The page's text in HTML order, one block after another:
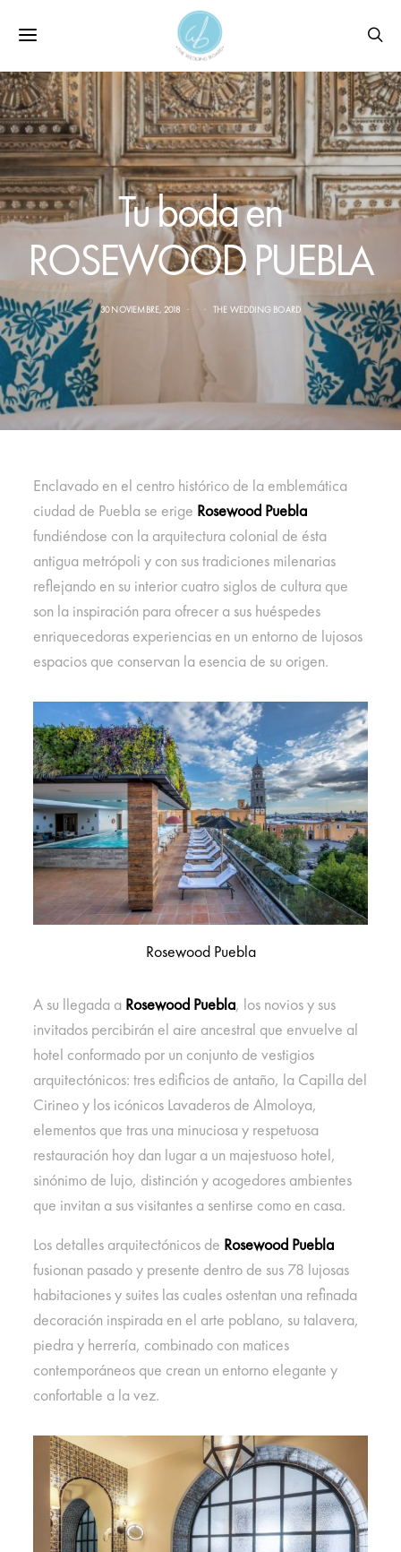
Tu boda en
ROSEWOOD PUEBLA
30 NOVIEMBRE, 2018 THE WEDDING BOARD
Enclavado en el centro histórico de la emblemática
ciudad de Puebla se erige Rosewood Puebla
fundiéndose con la arquitectura colonial de ésta
antigua metrópoli y con sus tradiciones milenarias
reflejando en su interior cuatro siglos de cultura que
son la inspiración para ofrecer a sus huéspedes
enriquecedoras experiencias en un entorno de lujosos
espacios que conservan la esencia de su origen.
Rosewood Puebla
A su llegada a Rosewood Puebla, los novios y sus
invitados percibirán el aire ancestral que envuelve al
hotel conformado por un conjunto de vestigios
arquitectónicos: tres edificios de antaño, la Capilla del
Cirineo y los icónicos Lavaderos de Almoloya,
elementos que tras una minuciosa y respetuosa
restauración hoy dan lugar a un majestuoso hotel,
sinónimo de lujo, distinción y acogedores ambientes
que invitan a sus visitantes a sentirse como en casa.
Los detalles arquitectónicos de Rosewood Puebla
fusionan pasado y presente dentro de sus 78 lujosas
habitaciones y suites las cuales ostentan una refinada
decoración inspirada en el arte poblano, su talavera,
piedra y herrería, combinado con matices
contemporáneos que crean un entorno elegante y
confortable a la vez.